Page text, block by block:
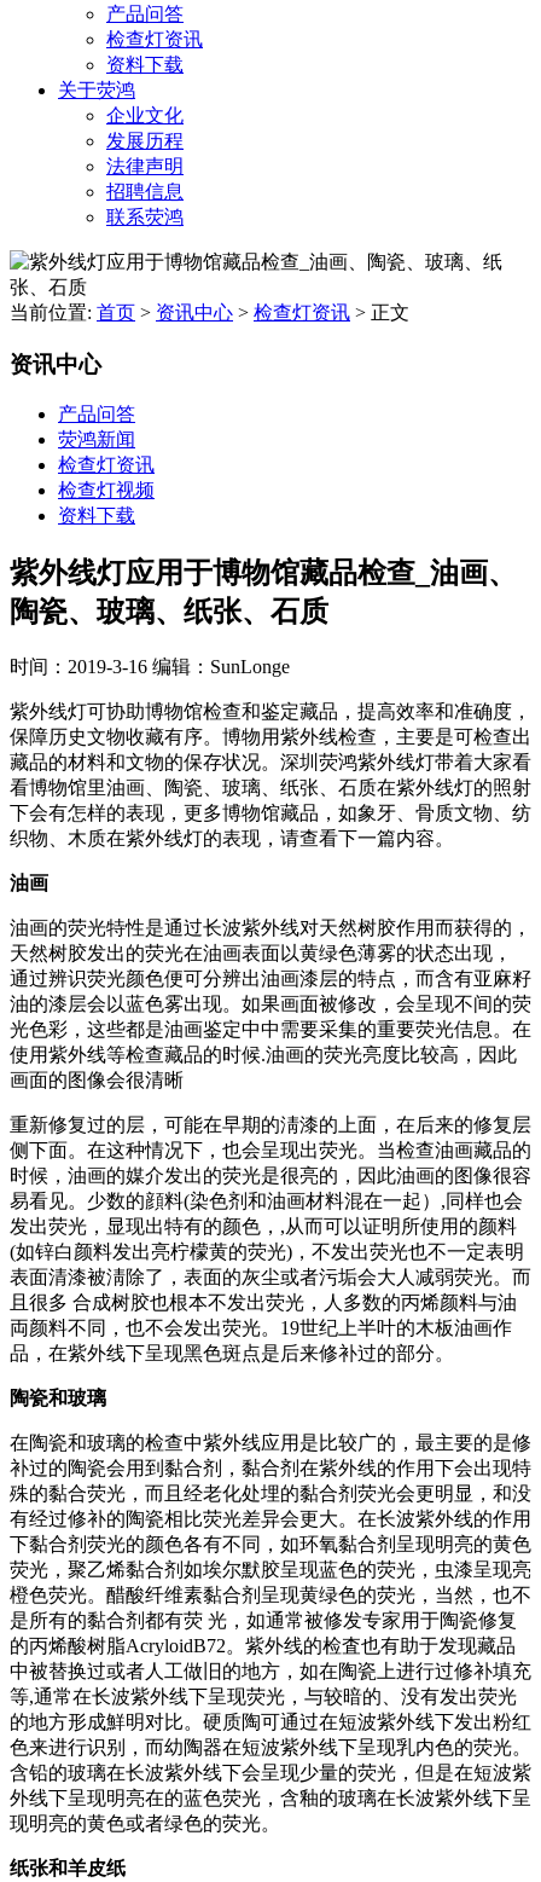
产品问答
检查灯资讯
资料下载
关于荧鸿
企业文化
发展历程
法律声明
招聘信息
联系荧鸿
当前位置: 首页 > 资讯中心 > 检查灯资讯 > 正文
资讯中心
产品问答
荧鸿新闻
检查灯资讯
检查灯视频
资料下载
紫外线灯应用于博物馆藏品检查_油画、
陶瓷、玻璃、纸张、石质
时间：2019-3-16 编辑：SunLonge
紫外线灯可协助博物馆检查和鉴定藏品，提高效率和准确度，
保障历史文物收藏有序。博物用紫外线检查，主要是可检查出
藏品的材料和文物的保存状况。深圳荧鸿紫外线灯带着大家看
看博物馆里油画、陶瓷、玻璃、纸张、石质在紫外线灯的照射
下会有怎样的表现，更多博物馆藏品，如象牙、骨质文物、纺
织物、木质在紫外线灯的表现，请查看下一篇内容。
油画
油画的荧光特性是通过长波紫外线对天然树胶作用而获得的，
天然树胶发出的荧光在油画表面以黄绿色薄雾的状态出现，
通过辨识荧光颜色便可分辨出油画漆层的特点，而含有亚麻籽
油的漆层会以蓝色雾出现。如果画面被修改，会呈现不间的荧
光色彩，这些都是油画鉴定中中需要采集的重要荧光佶息。在
使用紫外线等检查藏品的时候.油画的荧光亮度比较高，因此
画面的图像会很清晰
重新修复过的层，可能在早期的淸漆的上面，在后来的修复层
侧下面。在这种情况下，也会呈现出荧光。当检查油画藏品的
时候，油画的媒介发出的荧光是很亮的，因此油画的图像很容
易看见。少数的顔料(染色剂和油画材料混在一起）,同样也会
发出荧光，显现出特有的颜色，,从而可以证明所使用的颜料
(如锌白颜料发出亮柠檬黄的荧光)，不发出荧光也不一定表明
表面清漆被淸除了，表面的灰尘或者污垢会大人减弱荧光。而
且很多 合成树胶也根本不发出荧光，人多数的丙烯颜料与油
両颜料不同，也不会发出荧光。19世纪上半叶的木板油画作
品，在紫外线下呈现黑色斑点是后来修补过的部分。
陶瓷和玻璃
在陶瓷和玻璃的检查中紫外线应用是比较广的，最主要的是修
补过的陶瓷会用到黏合剂，黏合剂在紫外线的作用下会出现特
殊的黏合荧光，而且经老化处埋的黏合剂荧光会更明显，和没
有经过修补的陶瓷相比荧光差异会更大。在长波紫外线的作用
下黏合剂荧光的颜色各有不同，如环氧黏合剂呈现明亮的黄色
荧光，聚乙烯黏合剂如埃尔默胶呈现蓝色的荧光，虫漆呈现亮
橙色荧光。醋酸纤维素黏合剂呈现黄绿色的荧光，当然，也不
是所有的黏合剂都有荧 光，如通常被修发专家用于陶瓷修复
的丙烯酸树脂AcryloidB72。紫外线的检査也有助于发现藏品
中被替换过或者人工做旧的地方，如在陶瓷上进行过修补填充
等,通常在长波紫外线下呈现荧光，与较暗的、没有发出荧光
的地方形成鮮明对比。硬质陶可通过在短波紫外线下发出粉红
色来进行识别，而幼陶器在短波紫外线下呈现乳内色的荧光。
含铅的玻璃在长波紫外线下会呈现少量的荧光，但是在短波紫
外线下呈现明亮在的蓝色荧光，含釉的玻璃在长波紫外线下呈
现明亮的黄色或者绿色的荧光。
纸张和羊皮纸